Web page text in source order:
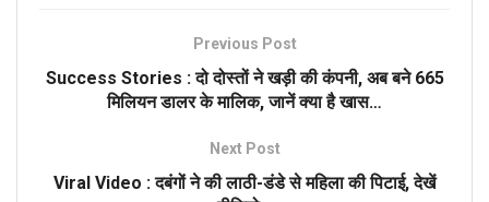
Previous Post
Success Stories : दो दोस्तों ने खड़ी की कंपनी, अब बने 665
मिलियन डालर के मालिक, जानें क्या है खास…
Next Post
Viral Video : दबंगों ने की लाठी-डंडे से महिला की पिटाई, देखें